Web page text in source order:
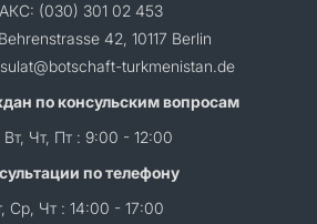
(030) 301 02 453
42, 10117 Berlin
turkmenistan.de
по консульским вопросам
Чт, Пт : 9:00 - 12:00
по телефону
Ср, Чт : 14:00 - 17:00